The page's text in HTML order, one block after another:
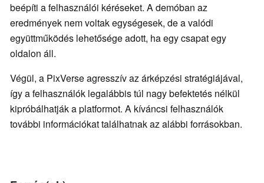
beépíti a felhasználói kéréseket. A demóban az
eredmények nem voltak egységesek, de a valódi
együttműködés lehetősége adott, ha egy csapat egy
oldalon áll.
Végül, a PixVerse agresszív az árképzési stratégiájával,
így a felhasználók legalábbis túl nagy befektetés nélkül
kipróbálhatják a platformot. A kíváncsi felhasználók
további információkat találhatnak az alábbi forrásokban.